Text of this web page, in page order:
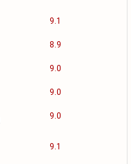
9.1
8.9
9.0
9.0
9.0
9.1